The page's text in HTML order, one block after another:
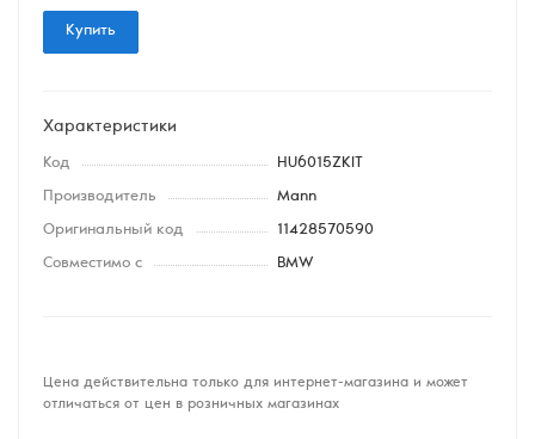
Купить
Характеристики
Код HU6015ZKIT
Производитель Mann
Оригинальный код 11428570590
Совместимо с BMW
Цена действительна только для интернет-магазина и может
отличаться от цен в розничных магазинах